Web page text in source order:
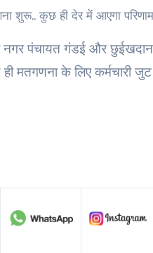
शुरू.. कुछ ही देर में आएगा परिणाम
पंचायत गंडई और
ही मतगणना के लिए कर्मचारी